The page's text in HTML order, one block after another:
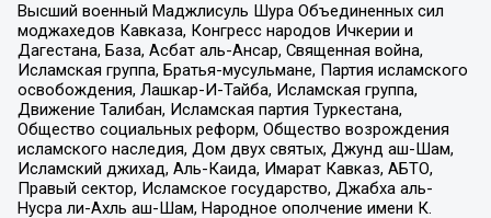
Высший военный Маджлисуль Шура Объединенных сил
моджахедов Кавказа, Конгресс народов Ичкерии и
Дагестана, База, Асбат аль-Ансар, Священная война,
Исламская группа, Братья-мусульмане, Партия исламского
освобождения, Лашкар-И-Тайба, Исламская группа,
Движение Талибан, Исламская партия Туркестана,
Общество социальных реформ, Общество возрождения
исламского наследия, Дом двух святых, Джунд аш-Шам,
Исламский джихад, Аль-Каида, Имарат Кавказ, АБТО,
Правый сектор, Исламское государство, Джабха аль-
Нусра ли-Ахль аш-Шам, Народное ополчение имени К.